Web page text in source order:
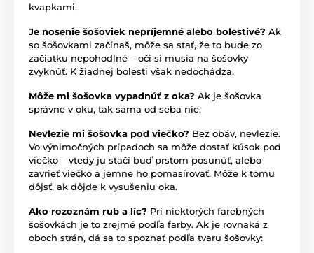
kvapkami.
Je nosenie šošoviek nepríjemné alebo bolestivé? Ak
so šošovkami začínaš, môže sa stať, že to bude zo
začiatku nepohodlné – oči si musia na šošovky
zvyknúť. K žiadnej bolesti však nedochádza.
Môže mi šošovka vypadnúť z oka? Ak je šošovka
správne v oku, tak sama od seba nie.
Nevlezie mi šošovka pod viečko? Bez obáv, nevlezie.
Vo výnimočných prípadoch sa môže dostať kúsok pod
viečko – vtedy ju stačí buď prstom posunúť, alebo
zavrieť viečko a jemne ho pomasírovať. Môže k tomu
dôjsť, ak dôjde k vysušeniu oka.
Ako rozoznám rub a líc? Pri niektorých farebných
šošovkách je to zrejmé podľa farby. Ak je rovnaká z
oboch strán, dá sa to spoznať podľa tvaru šošovky: